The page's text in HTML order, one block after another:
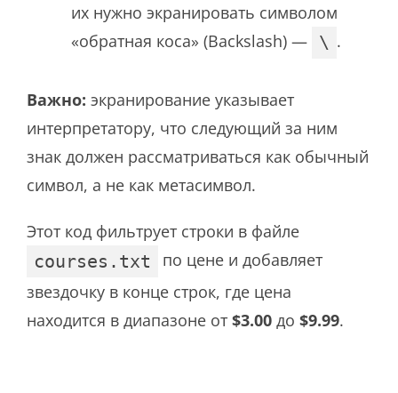
их нужно экранировать символом
«обратная коса» (Backslash) — \ .
Важно: экранирование указывает
интерпретатору, что следующий за ним
знак должен рассматриваться как обычный
символ, а не как метасимвол.
Этот код фильтрует строки в файле
courses.txt
по цене и добавляет
звездочку в конце строк, где цена
находится в диапазоне от $3.00 до $9.99.